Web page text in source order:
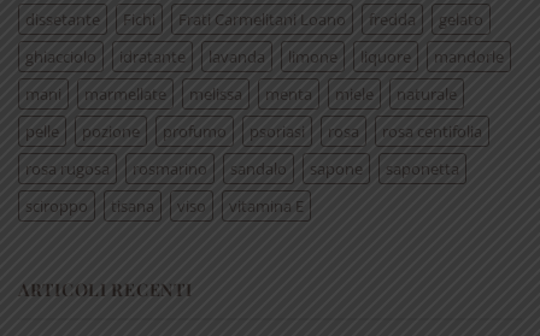
dissetante
Fichi Frati Carmelitani Loano fredda
gelato
ghiacciolo
idratante lavanda limone liquore
mandorle
mani
marmellate melissa menta miele
naturale
pelle
pozione profumo psoriasi rosa
rosa centifolia
rosa rugosa
rosmarino sandalo sapone
saponetta
sciroppo
tisana viso vitamina E
ARTICOLI RECENTI